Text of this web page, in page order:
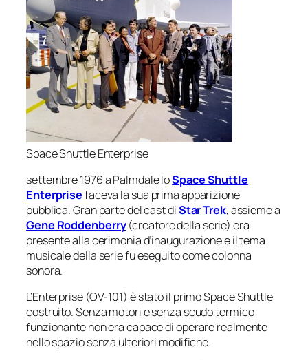
Space Shuttle Enterprise
settembre 1976 a Palmdale loSpace Shuttle
Enterprisefaceva la sua prima apparizione
pubblica. Gran parte del cast diStar Trek, assieme a
Gene Roddenberry(creatore della serie) era
presente alla cerimonia d’inaugurazione e il tema
musicale della serie fu eseguito come colonna
sonora.
L’Enterprise(OV-101) è stato il primo Space Shuttle
costruito. Senza motori e senza scudo termico
funzionante non era capace di operare realmente
nello spazio senza ulteriori modifiche.